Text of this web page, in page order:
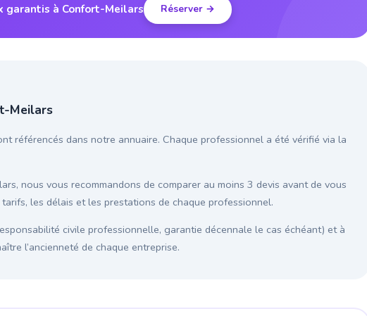
garantis à Confort-Meilars Réserver →
Meilars
référencés dans notre annuaire. Chaque professionnel a été vérifié via la
nous vous recommandons de comparer au moins 3 devis avant de vous
les délais et les prestations de chaque professionnel.
civile professionnelle, garantie décennale le cas échéant) et à
l’ancienneté de chaque entreprise.